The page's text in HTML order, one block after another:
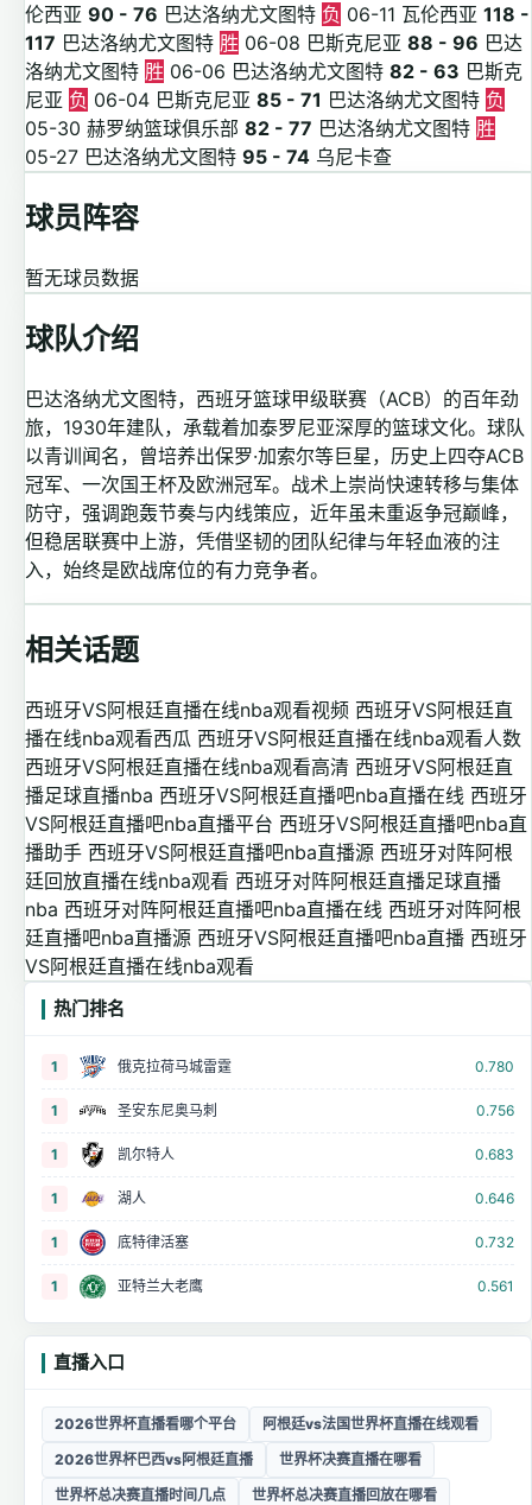
伦西亚 90 - 76 巴达洛纳尤文图特 负 06-11 瓦伦西亚 118 -
117 巴达洛纳尤文图特 胜 06-08 巴斯克尼亚 88 - 96 巴达
洛纳尤文图特 胜 06-06 巴达洛纳尤文图特 82 - 63 巴斯克
尼亚 负 06-04 巴斯克尼亚 85 - 71 巴达洛纳尤文图特 负
05-30 赫罗纳篮球俱乐部 82 - 77 巴达洛纳尤文图特 胜
05-27 巴达洛纳尤文图特 95 - 74 乌尼卡查
球员阵容
暂无球员数据
球队介绍
巴达洛纳尤文图特，西班牙篮球甲级联赛（ACB）的百年劲
旅，1930年建队，承载着加泰罗尼亚深厚的篮球文化。球队
以青训闻名，曾培养出保罗·加索尔等巨星，历史上四夺ACB
冠军、一次国王杯及欧洲冠军。战术上崇尚快速转移与集体
防守，强调跑轰节奏与内线策应，近年虽未重返争冠巅峰，
但稳居联赛中上游，凭借坚韧的团队纪律与年轻血液的注
入，始终是欧战席位的有力竞争者。
相关话题
西班牙VS阿根廷直播在线nba观看视频 西班牙VS阿根廷直
播在线nba观看西瓜 西班牙VS阿根廷直播在线nba观看人数
西班牙VS阿根廷直播在线nba观看高清 西班牙VS阿根廷直
播足球直播nba 西班牙VS阿根廷直播吧nba直播在线 西班牙
VS阿根廷直播吧nba直播平台 西班牙VS阿根廷直播吧nba直
播助手 西班牙VS阿根廷直播吧nba直播源 西班牙对阵阿根
廷回放直播在线nba观看 西班牙对阵阿根廷直播足球直播
nba 西班牙对阵阿根廷直播吧nba直播在线 西班牙对阵阿根
廷直播吧nba直播源 西班牙VS阿根廷直播吧nba直播 西班牙
VS阿根廷直播在线nba观看
热门排名
1 俄克拉荷马城雷霆 0.780
1 圣安东尼奥马刺 0.756
1 凯尔特人 0.683
1 湖人 0.646
1 底特律活塞 0.732
1 亚特兰大老鹰 0.561
直播入口
2026世界杯直播看哪个平台
阿根廷vs法国世界杯直播在线观看
2026世界杯巴西vs阿根廷直播
世界杯决赛直播在哪看
世界杯总决赛直播时间几点
世界杯总决赛直播回放在哪看